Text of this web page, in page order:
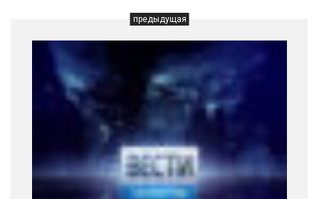
предыдущая